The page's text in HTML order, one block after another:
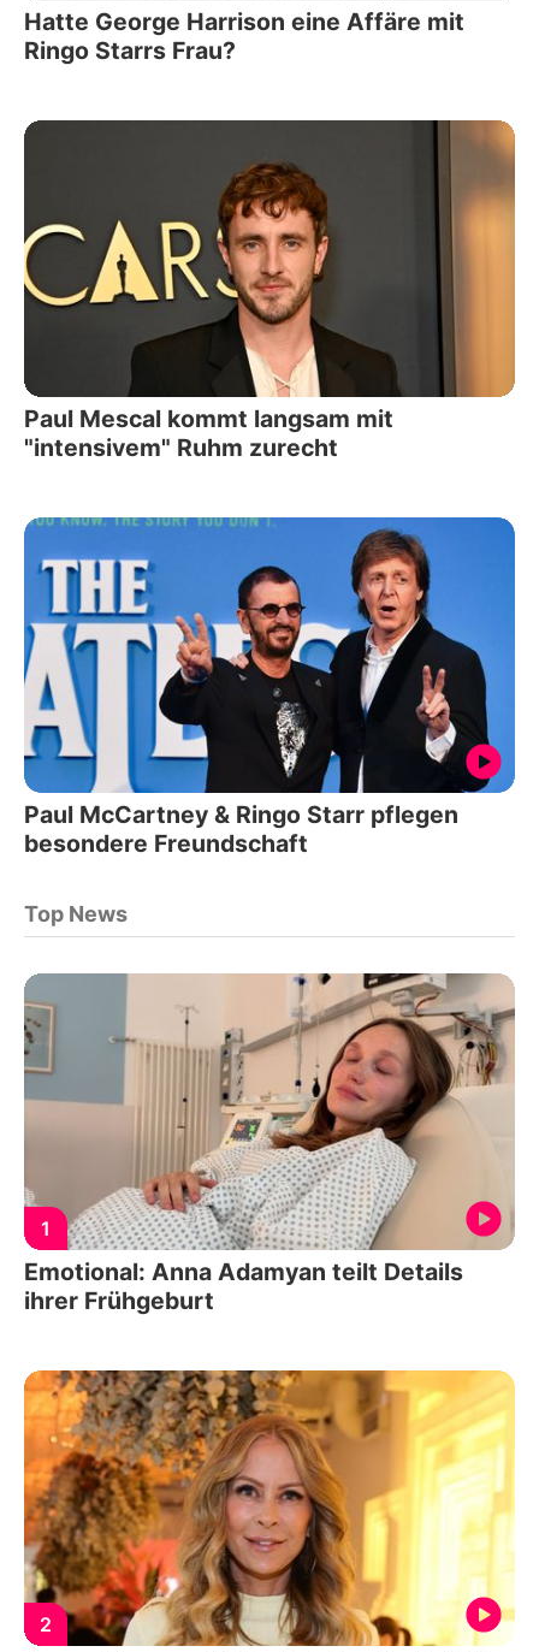
Hatte George Harrison eine Affäre mit
Ringo Starrs Frau?
Paul Mescal kommt langsam mit
"intensivem" Ruhm zurecht
Paul McCartney & Ringo Starr pflegen
besondere Freundschaft
Top News
1
Emotional: Anna Adamyan teilt Details
ihrer Frühgeburt
2